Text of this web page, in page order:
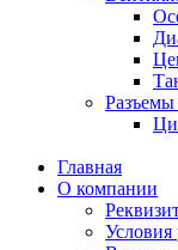
Разъемы
Главная
О компании
Условия